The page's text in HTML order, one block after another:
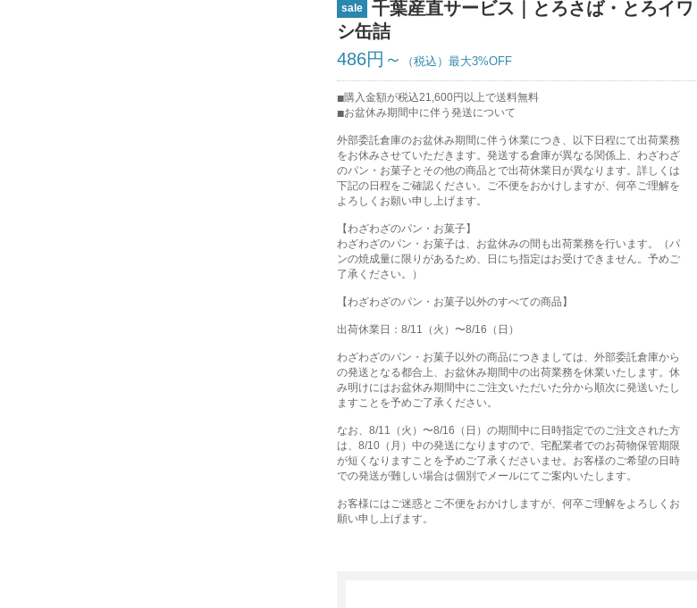
sale
千葉産直サービス｜とろさば・とろイワ
シ缶詰
486円～
最大3%OFF
購入金額が税込21,600円以上で送料無料
お盆休み期間中に伴う発送について
外部委託倉庫のお盆休み期間に伴う休業につき、以下日程にて出荷業務
をお休みさせていただきます。発送する倉庫が異なる関係上、わざわざ
のパン・お菓子とその他の商品とで出荷休業日が異なります。詳しくは
下記の日程をご確認ください。ご不便をおかけしますが、何卒ご理解を
よろしくお願い申し上げます。
【わざわざのパン・お菓子】
わざわざのパン・お菓子は、お盆休みの間も出荷業務を行います。（パ
ンの焼成量に限りがあるため、日にち指定はお受けできません。予めご
了承ください。）
【わざわざのパン・お菓子以外のすべての商品】
出荷休業日：8/11（火）〜8/16（日）
わざわざのパン・お菓子以外の商品につきましては、外部委託倉庫から
の発送となる都合上、お盆休み期間中の出荷業務を休業いたします。休
み明けにはお盆休み期間中にご注文いただいた分から順次に発送いたし
ますことを予めご了承ください。
なお、8/11（火）〜8/16（日）の期間中に日時指定でのご注文された方
は、8/10（月）中の発送になりますので、宅配業者でのお荷物保管期限
が短くなりますことを予めご了承くださいませ。お客様のご希望の日時
での発送が難しい場合は個別でメールにてご案内いたします。
お客様にはご迷惑とご不便をおかけしますが、何卒ご理解をよろしくお
願い申し上げます。